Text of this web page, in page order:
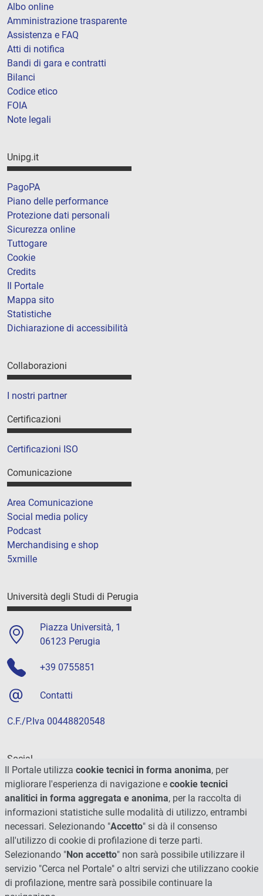
Albo online
Amministrazione trasparente
Assistenza e FAQ
Atti di notifica
Bandi di gara e contratti
Bilanci
Codice etico
FOIA
Note legali
Unipg.it
PagoPA
Piano delle performance
Protezione dati personali
Sicurezza online
Tuttogare
Cookie
Credits
Il Portale
Mappa sito
Statistiche
Dichiarazione di accessibilità
Collaborazioni
I nostri partner
Certificazioni
Certificazioni ISO
Comunicazione
Area Comunicazione
Social media policy
Podcast
Merchandising e shop
5xmille
Università degli Studi di Perugia
Piazza Università, 1
06123 Perugia
+39 0755851
Contatti
C.F./P.Iva 00448820548
Social
Il Portale utilizza cookie tecnici in forma anonima, per
migliorare l'esperienza di navigazione e cookie tecnici
analitici in forma aggregata e anonima, per la raccolta di
informazioni statistiche sulle modalità di utilizzo, entrambi
necessari. Selezionando "Accetto" si dà il consenso
all'utilizzo di cookie di profilazione di terze parti.
Selezionando "Non accetto" non sarà possibile utilizzare il
servizio "Cerca nel Portale" o altri servizi che utilizzano cookie
di profilazione, mentre sarà possibile continuare la